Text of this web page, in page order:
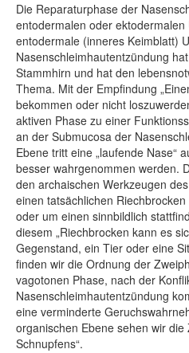
Die Reparaturphase der
entodermalen oder
entodermale (inneres Keimblatt)
Nasenschleimhautentzündung
Stammhirn und hat den
Thema. Mit der Empfindung
bekommen oder nicht
aktiven Phase zu einer
an der Submucosa der
Ebene tritt eine „laufende Nase“
besser wahrgenommen werden.
den archaischen Werkzeugen
einen tatsächlichen
oder um einen sinnbildlich
diesem „Riechbrocken kann es
Gegenstand, ein Tier oder eine
finden wir die Ordnung der
vagotonen Phase, nach der
Nasenschleimhautentzündung
eine verminderte
organischen Ebene sehen wir die
Schnupfens“.